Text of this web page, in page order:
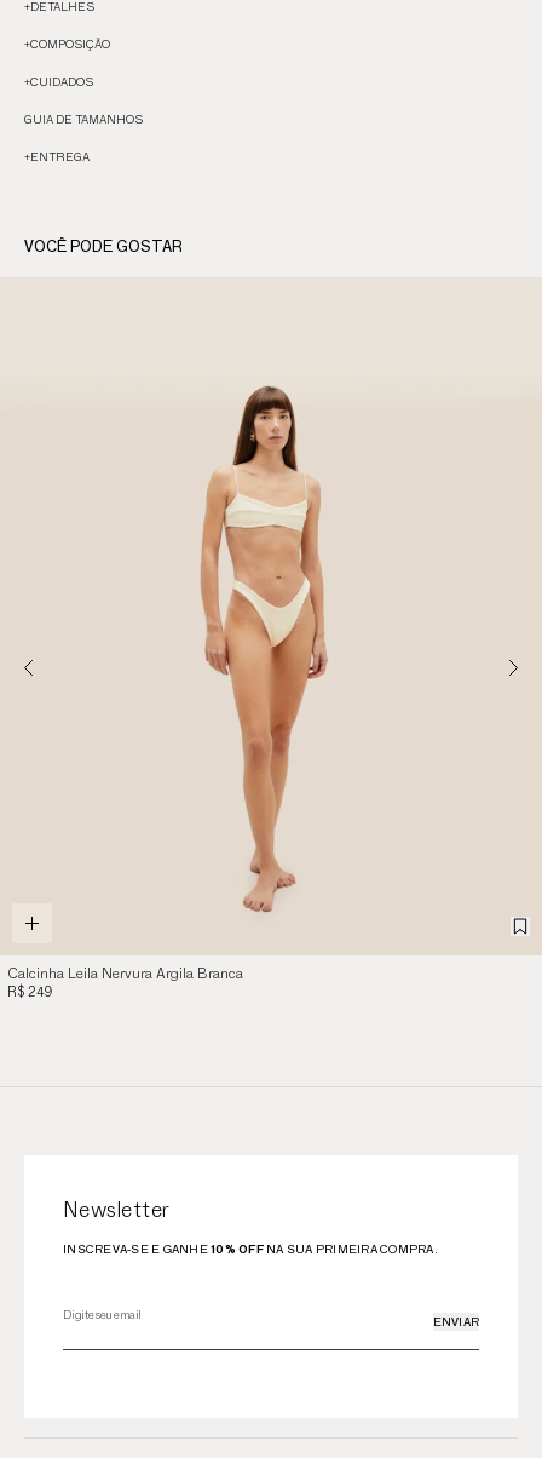
+DETALHES
+COMPOSIÇÃO
+CUIDADOS
GUIA DE TAMANHOS
+ENTREGA
VOCÊ PODE GOSTAR
Calcinha Leila Nervura Argila Branca
R$ 249
Newsletter
INSCREVA-SE E GANHE10% OFFNA SUA PRIMEIRA COMPRA.
ENVIAR